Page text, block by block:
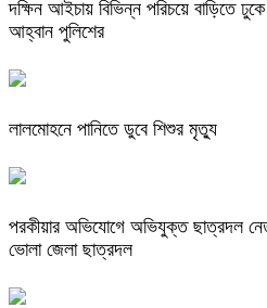
দক্ষিন আইচায় ‎বিভিন্ন পরিচয়ে বাড়িতে
আহ্বান পুলিশের
লালমোহনে পানিতে ডুবে শিশুর মৃত্যু
পরকীয়ার অভিযোগে অভিযুক্ত ছাত্রদল
ভোলা জেলা ছাত্রদল